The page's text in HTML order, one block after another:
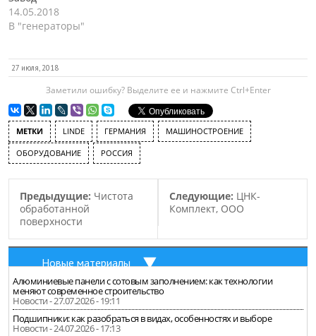
14.05.2018
В "генераторы"
27 июля, 2018
Заметили ошибку? Выделите ее и нажмите Ctrl+Enter
МЕТКИ LINDE ГЕРМАНИЯ МАШИНОСТРОЕНИЕ
ОБОРУДОВАНИЕ РОССИЯ
Предыдущие: Чистота
обработанной
поверхности
Следующие: ЦНК-
Комплект, ООО
Новые материалы
Алюминиевые панели с сотовым заполнением: как технологии
меняют современное строительство
Новости - 27.07.2026 - 19:11
Подшипники: как разобраться в видах, особенностях и выборе
Новости - 24.07.2026 - 17:13